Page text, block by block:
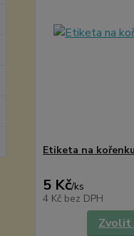
Etiketa na
5 Kč/ks
4 Kč bez DPH
Zvolit